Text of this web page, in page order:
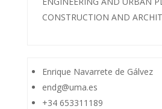
CONSTRUCTION AND
Enrique Navarrete de Gálvez
endg@uma.es
+34 653311189